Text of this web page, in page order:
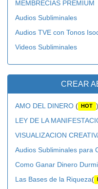
MEMBRECIAS PREMIUM
Audios Subliminales
Audios TVE con Tonos
Videos Subliminales
CREAR
AMO DEL DINERO ( HOT )
LEY DE LA
VISUALIZACION
Audios Subliminales para
Como Ganar Dinero
Las Bases de la Riqueza(